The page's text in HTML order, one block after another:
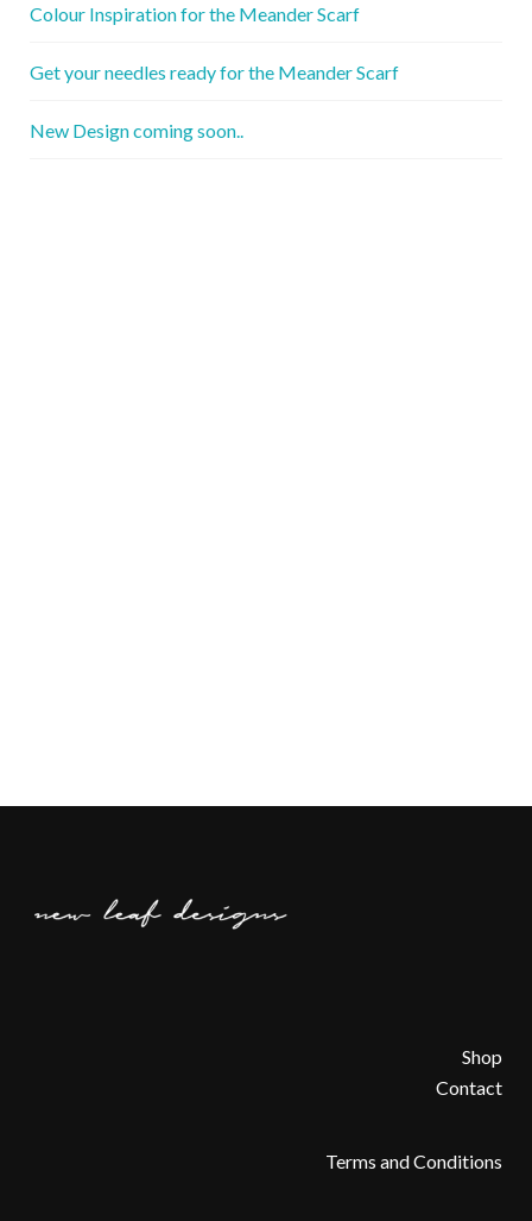
Colour Inspiration for the Meander Scarf
Get your needles ready for the Meander Scarf
New Design coming soon..
Shop
Contact
Terms and Conditions